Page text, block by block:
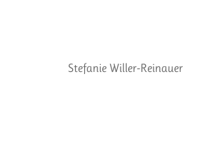
Stefanie Willer-Reinauer